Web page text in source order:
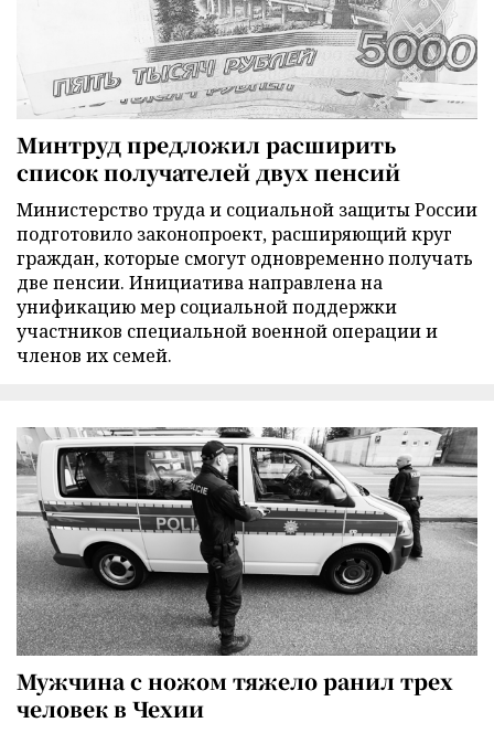
Минтруд предложил расширить
список получателей двух пенсий
Министерство труда и социальной защиты России
подготовило законопроект, расширяющий круг
граждан, которые смогут одновременно получать
две пенсии. Инициатива направлена на
унификацию мер социальной поддержки
участников специальной военной операции и
членов их семей.
Мужчина с ножом тяжело ранил трех
человек в Чехии